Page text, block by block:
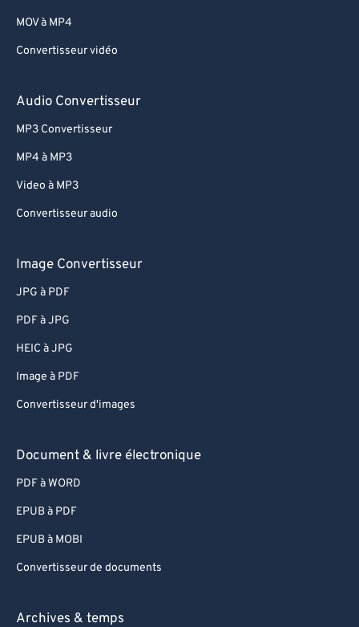
MOV à MP4
Convertisseur vidéo
Audio Convertisseur
MP3 Convertisseur
MP4 à MP3
Video à MP3
Convertisseur audio
Image Convertisseur
JPG à PDF
PDF à JPG
HEIC à JPG
Image à PDF
Convertisseur d'images
Document & livre électronique
PDF à WORD
EPUB à PDF
EPUB à MOBI
Convertisseur de documents
Archives & temps